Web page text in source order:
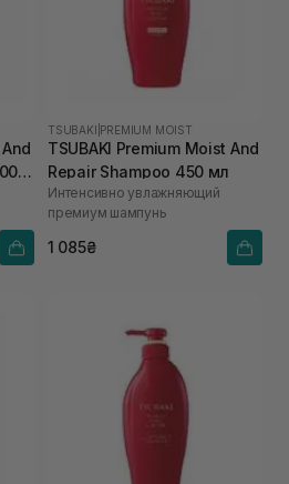
TSUBAKI PREMIUM MOIST
TSUBAKI Premium Moist And
Repair Shampoo 450 мл
Интенсивно увлажняющий
премиум шампунь
1 085₴